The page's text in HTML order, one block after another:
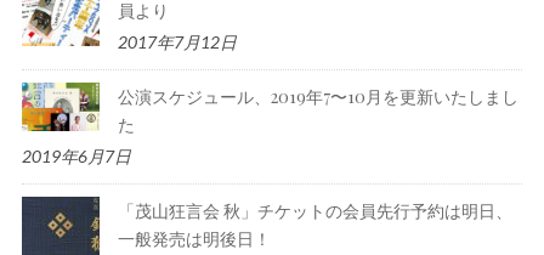
員より
2017年7月12日
公演スケジュール、2019年7〜10月を更新いたしまし
た
2019年6月7日
「茂山狂言会 秋」チケットの会員先行予約は明日、
一般発売は明後日！